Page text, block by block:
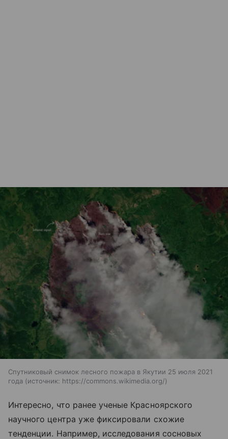
Спутниковый снимок лесного пожара в Якутии 25 июля 2021
года
источник: https://commons.wikimedia.org/
Интересно, что ранее ученые Красноярского
научного центра уже фиксировали схожие
тенденции. Например, исследования сосновых